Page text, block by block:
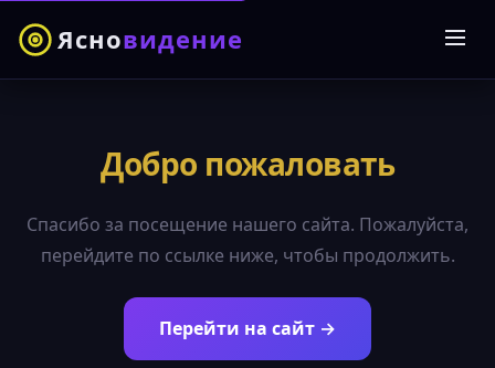
Ясновидение
Добро пожаловать
Спасибо за посещение нашего сайта. Пожалуйста,
перейдите по ссылке ниже, чтобы продолжить.
Перейти на сайт →